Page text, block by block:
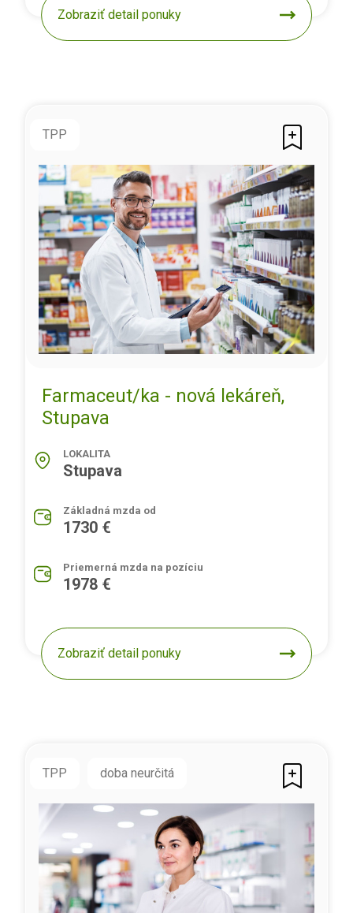
Zobraziť detail ponuky
TPP
Farmaceut/ka - nová lekáreň,
Stupava
LOKALITA
Stupava
Základná mzda od
1730 €
Priemerná mzda na pozíciu
1978 €
Zobraziť detail ponuky
TPP doba neurčitá